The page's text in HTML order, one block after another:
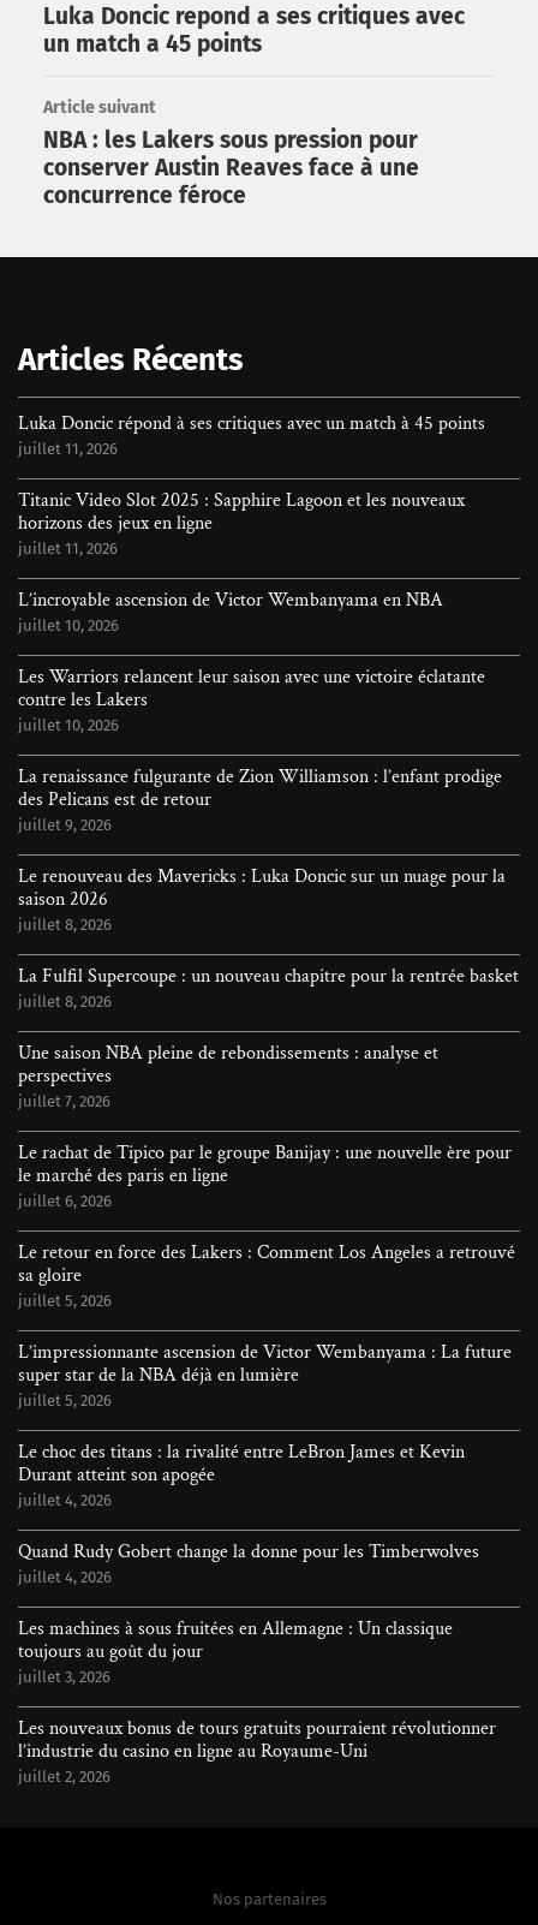
Articles Récents
Luka Doncic répond à ses critiques avec un match à 45 points
juillet 11, 2026
Titanic Video Slot 2025 : Sapphire Lagoon et les nouveaux
horizons des jeux en ligne
juillet 11, 2026
L’incroyable ascension de Victor Wembanyama en NBA
juillet 10, 2026
Les Warriors relancent leur saison avec une victoire éclatante
contre les Lakers
juillet 10, 2026
La renaissance fulgurante de Zion Williamson : l’enfant prodige
des Pelicans est de retour
juillet 9, 2026
Le renouveau des Mavericks : Luka Doncic sur un nuage pour la
saison 2026
juillet 8, 2026
La Fulfil Supercoupe : un nouveau chapitre pour la rentrée basket
juillet 8, 2026
Une saison NBA pleine de rebondissements : analyse et
perspectives
juillet 7, 2026
Le rachat de Tipico par le groupe Banijay : une nouvelle ère pour
le marché des paris en ligne
juillet 6, 2026
Le retour en force des Lakers : Comment Los Angeles a retrouvé
sa gloire
juillet 5, 2026
L’impressionnante ascension de Victor Wembanyama : La future
super star de la NBA déjà en lumière
juillet 5, 2026
Le choc des titans : la rivalité entre LeBron James et Kevin
Durant atteint son apogée
juillet 4, 2026
Quand Rudy Gobert change la donne pour les Timberwolves
juillet 4, 2026
Les machines à sous fruitées en Allemagne : Un classique
toujours au goût du jour
juillet 3, 2026
Les nouveaux bonus de tours gratuits pourraient révolutionner
l’industrie du casino en ligne au Royaume-Uni
juillet 2, 2026
Luka Doncic repond a ses critiques avec
un match a 45 points
Article suivant
NBA : les Lakers sous pression pour
conserver Austin Reaves face à une
concurrence féroce
Nos partenaires